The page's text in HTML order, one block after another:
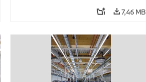
7,46 MB